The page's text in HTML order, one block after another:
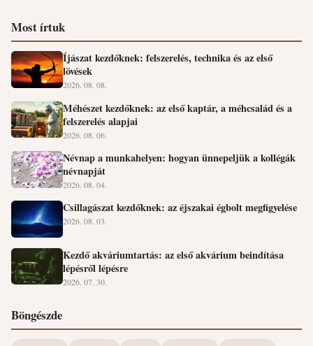
Most írtuk
Íjászat kezdőknek: felszerelés, technika és az első
lövések
2026. 08. 08.
Méhészet kezdőknek: az első kaptár, a méhcsalád és a
felszerelés alapjai
2026. 08. 06.
Névnap a munkahelyen: hogyan ünnepeljük a kollégák
névnapját
2026. 08. 04.
Csillagászat kezdőknek: az éjszakai égbolt megfigyelése
2026. 08. 03.
Kezdő akváriumtartás: az első akvárium beindítása
lépésről lépésre
2026. 07. 30.
Böngészde